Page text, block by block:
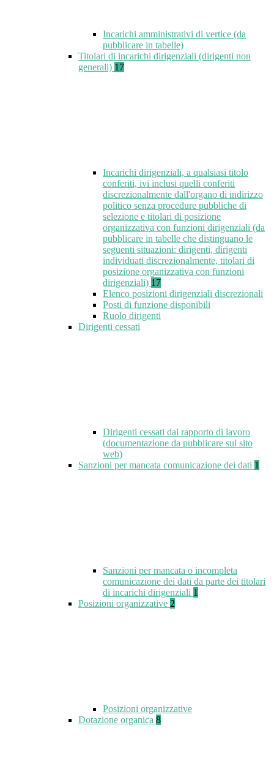
Incarichi amministrativi di vertice (da
pubblicare in tabelle)
Titolari di incarichi dirigenziali (dirigenti non
generali) 17
Incarichi dirigenziali, a qualsiasi titolo
conferiti, ivi inclusi quelli conferiti
discrezionalmente dall'organo di indirizzo
politico senza procedure pubbliche di
selezione e titolari di posizione
organizzativa con funzioni dirigenziali (da
pubblicare in tabelle che distinguano le
seguenti situazioni: dirigenti, dirigenti
individuati discrezionalmente, titolari di
posizione organizzativa con funzioni
dirigenziali) 17
Elenco posizioni dirigenziali discrezionali
Posti di funzione disponibili
Ruolo dirigenti
Dirigenti cessati
Dirigenti cessati dal rapporto di lavoro
(documentazione da pubblicare sul sito
web)
Sanzioni per mancata comunicazione dei dati 1
Sanzioni per mancata o incompleta
comunicazione dei dati da parte dei titolari
di incarichi dirigenziali 1
Posizioni organizzative 2
Posizioni organizzative
Dotazione organica 8